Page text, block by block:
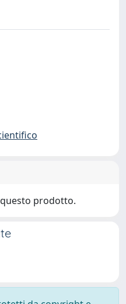
prodotto.